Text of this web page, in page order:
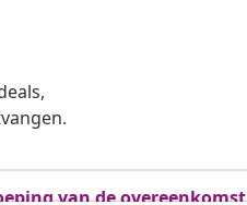
van de overeenkomst